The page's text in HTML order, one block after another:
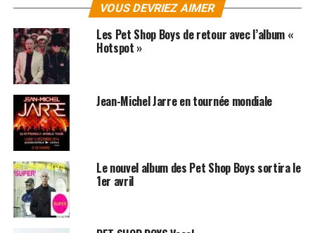
électronique, depuis leurs débuts dans les années 1980
jusqu’à aujourd’hui.
Sur scène,Neil Tennantet
classiques indémodables avec une énergie renouvelée
générations. Le show est loué pour son esthétique
visuelle soignée, son sens de la dramaturgie et sa
capacité à traverser les styles tout en restant fidèle à
l’esprit iconique du groupe.
Un rendez-vous parisien
attendu
VOUS DEVRIEZ AIMER
Les Pet Shop Boys de retour avec l’album «
Hotspot »
Jean-Michel Jarre en tournée mondiale
Le nouvel album des Pet Shop Boys sortira le
1er avril